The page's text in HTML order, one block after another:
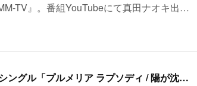
TV』。番組YouTubeにて真田ナオキ出…
8/11(火・祝)浅草・音のヨーロー堂 presents <真田ナオキ>両A面シングル「プルメリア ラプソディ / 陽が沈む前に…」発売記念 スペシャルイベント開催決定！